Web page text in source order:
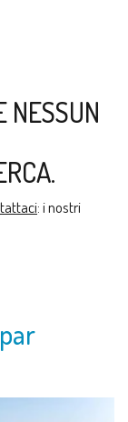
NESSUN
: i nostri